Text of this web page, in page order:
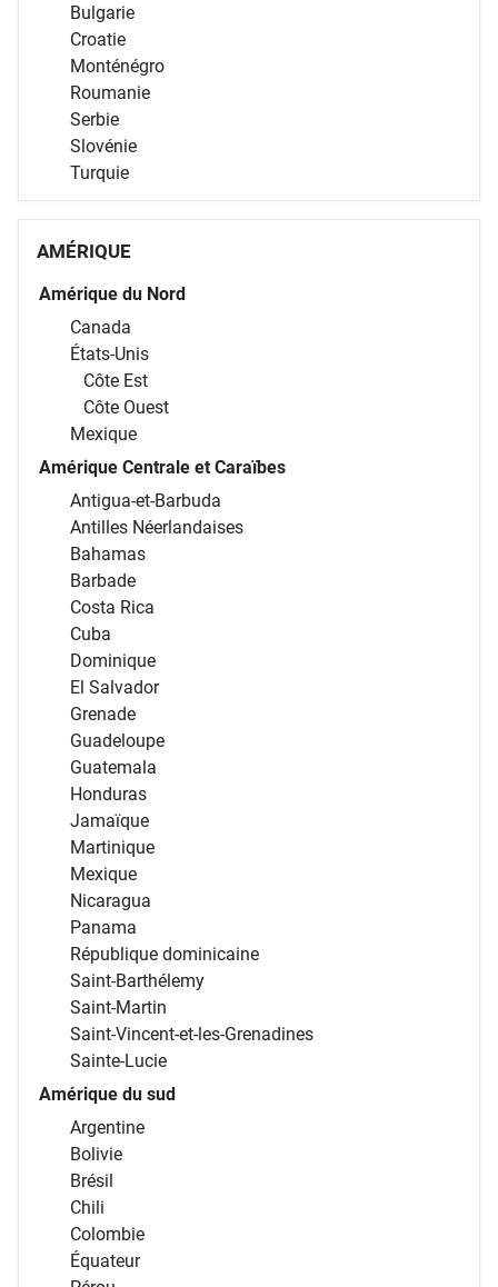
Bulgarie
Croatie
Monténégro
Roumanie
Serbie
Slovénie
Turquie
AMÉRIQUE
Amérique du Nord
Canada
États-Unis
Côte Est
Côte Ouest
Mexique
Amérique Centrale et Caraïbes
Antigua-et-Barbuda
Antilles Néerlandaises
Bahamas
Barbade
Costa Rica
Cuba
Dominique
El Salvador
Grenade
Guadeloupe
Guatemala
Honduras
Jamaïque
Martinique
Mexique
Nicaragua
Panama
République dominicaine
Saint-Barthélemy
Saint-Martin
Saint-Vincent-et-les-Grenadines
Sainte-Lucie
Amérique du sud
Argentine
Bolivie
Brésil
Chili
Colombie
Équateur